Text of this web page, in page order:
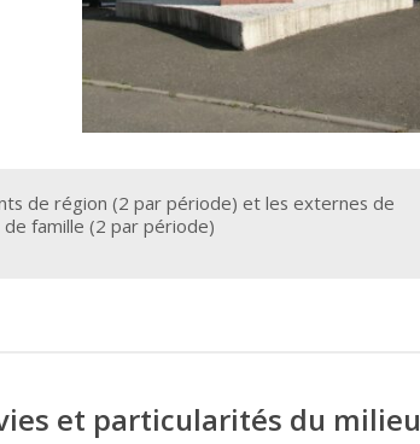
de région (2 par période) et les externes de
famille (2 par période)
et particularités du milieu